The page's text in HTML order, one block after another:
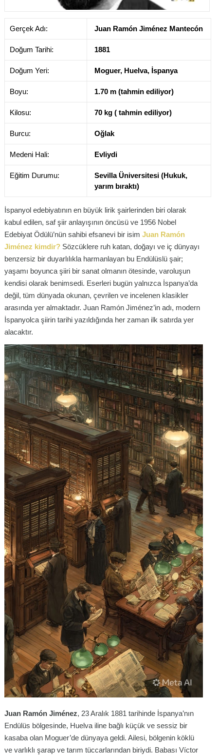
Gerçek Adı: Juan Ramón Jiménez Mantecón
Doğum Tarihi: 1881
Doğum Yeri: Moguer, Huelva, İspanya
Boyu: 1.70 m (tahmin ediliyor)
Kilosu: 70 kg ( tahmin ediliyor)
Burcu: Oğlak
Medeni Hali: Evliydi
Eğitim Durumu:
Sevilla Üniversitesi (Hukuk,
yarım bıraktı)
İspanyol edebiyatının en büyük lirik şairlerinden biri olarak
kabul edilen, saf şiir anlayışının öncüsü ve 1956 Nobel
Edebiyat Ödülü’nün sahibi efsanevi bir isim Juan Ramón
Jiménez kimdir? Sözcüklere ruh katan, doğayı ve iç dünyayı
benzersiz bir duyarlılıkla harmanlayan bu Endülüslü şair;
yaşamı boyunca şiiri bir sanat olmanın ötesinde, varoluşun
kendisi olarak benimsedi. Eserleri bugün yalnızca İspanya’da
değil, tüm dünyada okunan, çevrilen ve incelenen klasikler
arasında yer almaktadır. Juan Ramón Jiménez’in adı, modern
İspanyolca şiirin tarihi yazıldığında her zaman ilk satırda yer
alacaktır.
Juan Ramón Jiménez, 23 Aralık 1881 tarihinde İspanya’nın
Endülüs bölgesinde, Huelva iline bağlı küçük ve sessiz bir
kasaba olan Moguer’de dünyaya geldi. Ailesi, bölgenin köklü
ve varlıklı şarap ve tarım tüccarlarından biriydi. Babası Víctor